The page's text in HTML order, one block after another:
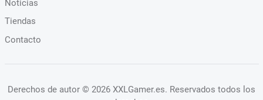
Noticias
Tiendas
Contacto
Derechos de autor © 2026 XXLGamer.es. Reservados todos los